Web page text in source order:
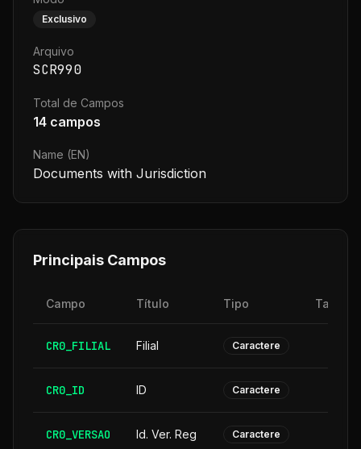
Exclusivo
Arquivo
SCR990
Total de Campos
14 campos
Name (EN)
Documents with Jurisdiction
Principais Campos
Campo Título Tipo
CR0_FILIAL Filial Caractere
CR0_ID ID Caractere
CR0_VERSAO Id. Ver. Reg Caractere